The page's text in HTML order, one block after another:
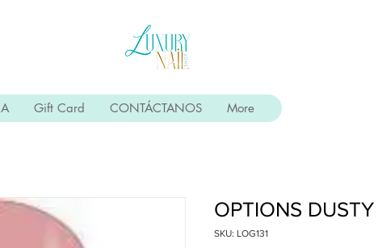
OPTIONS DUSTY
SKU: LOG131
Gift Card CONTÁCTANOS More